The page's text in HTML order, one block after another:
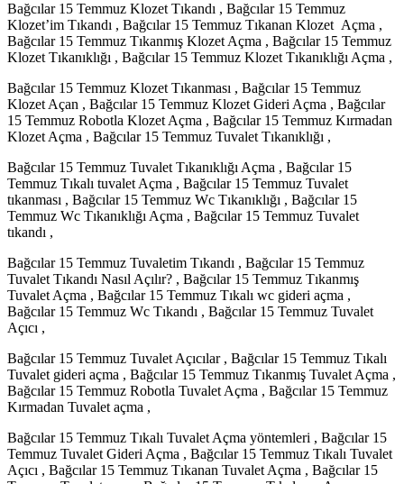
Bağcılar 15 Temmuz Klozet Tıkandı , Bağcılar 15 Temmuz
Klozet’im Tıkandı , Bağcılar 15 Temmuz Tıkanan Klozet Açma ,
Bağcılar 15 Temmuz Tıkanmış Klozet Açma , Bağcılar 15 Temmuz
Klozet Tıkanıklığı , Bağcılar 15 Temmuz Klozet Tıkanıklığı Açma ,
Bağcılar 15 Temmuz Klozet Tıkanması , Bağcılar 15 Temmuz
Klozet Açan , Bağcılar 15 Temmuz Klozet Gideri Açma , Bağcılar
15 Temmuz Robotla Klozet Açma , Bağcılar 15 Temmuz Kırmadan
Klozet Açma , Bağcılar 15 Temmuz Tuvalet Tıkanıklığı ,
Bağcılar 15 Temmuz Tuvalet Tıkanıklığı Açma , Bağcılar 15
Temmuz Tıkalı tuvalet Açma , Bağcılar 15 Temmuz Tuvalet
tıkanması , Bağcılar 15 Temmuz Wc Tıkanıklığı , Bağcılar 15
Temmuz Wc Tıkanıklığı Açma , Bağcılar 15 Temmuz Tuvalet
tıkandı ,
Bağcılar 15 Temmuz Tuvaletim Tıkandı , Bağcılar 15 Temmuz
Tuvalet Tıkandı Nasıl Açılır? , Bağcılar 15 Temmuz Tıkanmış
Tuvalet Açma , Bağcılar 15 Temmuz Tıkalı wc gideri açma ,
Bağcılar 15 Temmuz Wc Tıkandı , Bağcılar 15 Temmuz Tuvalet
Açıcı ,
Bağcılar 15 Temmuz Tuvalet Açıcılar , Bağcılar 15 Temmuz Tıkalı
Tuvalet gideri açma , Bağcılar 15 Temmuz Tıkanmış Tuvalet Açma ,
Bağcılar 15 Temmuz Robotla Tuvalet Açma , Bağcılar 15 Temmuz
Kırmadan Tuvalet açma ,
Bağcılar 15 Temmuz Tıkalı Tuvalet Açma yöntemleri , Bağcılar 15
Temmuz Tuvalet Gideri Açma , Bağcılar 15 Temmuz Tıkalı Tuvalet
Açıcı , Bağcılar 15 Temmuz Tıkanan Tuvalet Açma , Bağcılar 15